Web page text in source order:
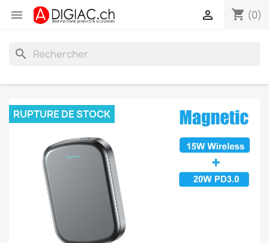
 shopping_cart (0)

search
RUPTURE DE STOCK